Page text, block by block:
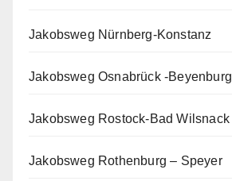
Jakobsweg Nürnberg-Konstanz
Jakobsweg Osnabrück -Beyenburg
Jakobsweg Rostock-Bad Wilsnack
Jakobsweg Rothenburg – Speyer